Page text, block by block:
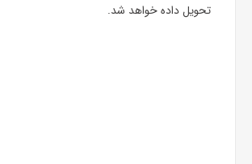
تحویل داده خواهد شد.